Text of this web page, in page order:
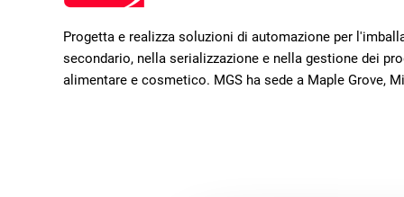
Progetta e realizza soluzioni di automazione per
secondario, nella serializzazione e nella gestione dei
alimentare e cosmetico. MGS ha sede a Maple Grove,